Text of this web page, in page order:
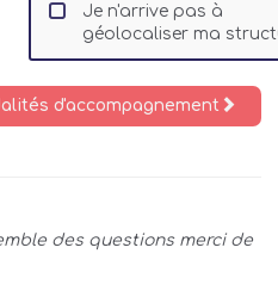
Je n'arrive pas à
géolocaliser ma
d'accompagnement
des questions merci de